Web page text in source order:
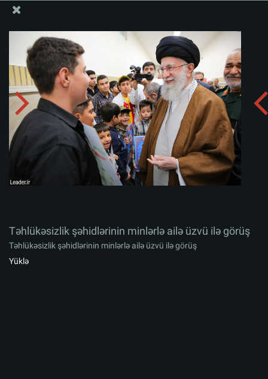
Təhlükəsizlik şəhidlərinin minlərlə ailə üzvü ilə görüş
Albomu yüklə: zip
Təhlükəsizlik şəhidlərinin minlərlə ailə üzvü ilə görüş
Təhlükəsizlik şəhidlərinin minlərlə ailə üzvü ilə görüş
Yüklə